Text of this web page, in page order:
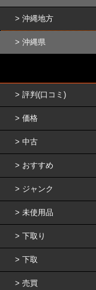
沖縄地方
沖縄県
評判(口コミ)
価格
中古
おすすめ
ジャンク
未使用品
下取り
下取
売買